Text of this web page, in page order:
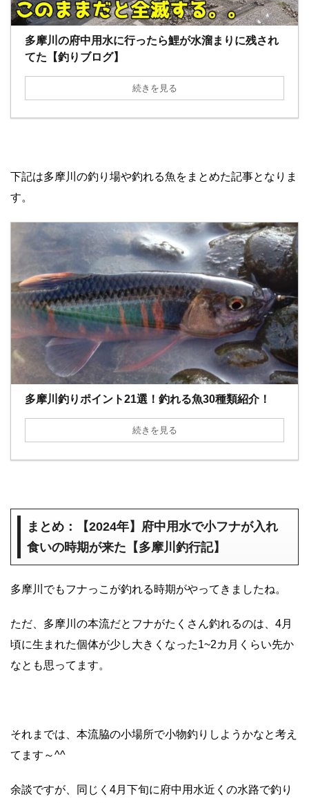
多摩川の府中用水に行ったら鯉が水溜まりに残され
てた【釣りブログ】
続きを見る
下記は多摩川の釣り場や釣れる魚をまとめた記事となりま
す。
多摩川釣りポイント21選！釣れる魚30種類紹介！
続きを見る
まとめ：【2024年】府中用水で小フナが入れ
食いの時期が来た【多摩川釣行記】
多摩川でもフナっこが釣れる時期がやってきましたね。
ただ、多摩川の本流だとフナがたくさん釣れるのは、4月
頃に生まれた個体が少し大きくなった1~2カ月くらい先か
なとも思ってます。
それまでは、本流脇の小場所で小物釣りしようかなと考え
てます～^^
余談ですが、同じく4月下旬に府中用水近くの水路で釣り